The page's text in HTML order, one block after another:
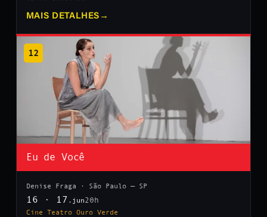
MAIS DETALHES →
12
Eu de Você
Denise Fraga · São Paulo — SP
16 · 17 .jun20h
Cine Teatro Ouro Verde